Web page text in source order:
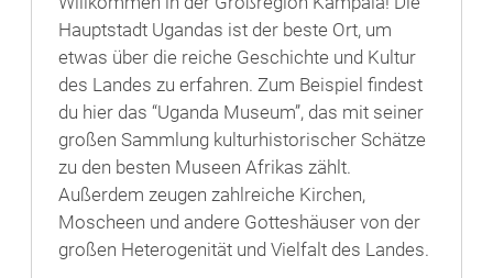
Hauptstadt Ugandas ist der beste Ort, um
etwas über die reiche Geschichte und Kultur
des Landes zu erfahren. Zum Beispiel findest
du hier das “Uganda Museum”, das mit seiner
großen Sammlung kulturhistorischer Schätze
zu den besten Museen Afrikas zählt.
Außerdem zeugen zahlreiche Kirchen,
Moscheen und andere Gotteshäuser von der
großen Heterogenität und Vielfalt des Landes.